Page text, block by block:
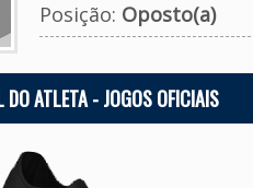
Posição: Oposto(a)
DO ATLETA - JOGOS OFICIAIS